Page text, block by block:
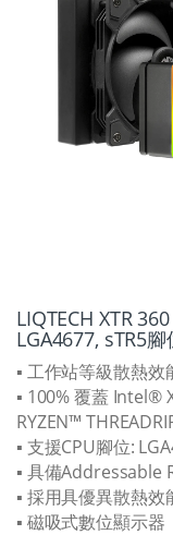
LIQTECH XTR
LGA4677, sTR5
▪ 工作站等級散熱
▪ 100% 覆蓋 Intel®
RYZEN™
▪ 支援CPU腳位:
▪ 具備Addressable
▪ 採用具優異散熱效
▪ 磁吸式數位顯示器